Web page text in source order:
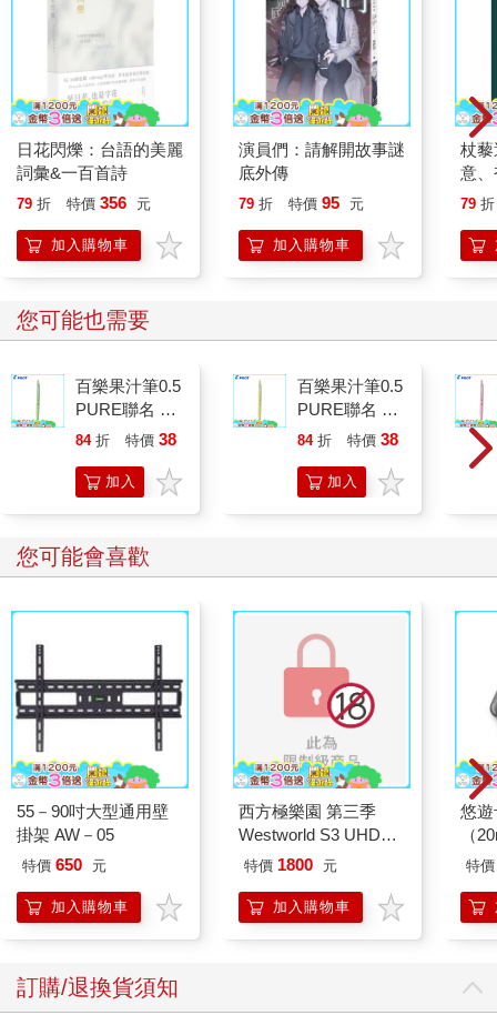
日花閃爍：台語的美麗
詞彙&一百首詩
79 折 特價 356 元
加入購物車
演員們：請解開故事謎
底外傳
79 折 特價 95 元
加入購物車
杖
意
恭
79 折
您可能也需要
百樂果汁筆0.5
PURE聯名 麝
香葡萄(限量)
84 折 特價 38
加入
購物
百樂果汁筆0.5
PURE聯名 檸
檬(限量)
84 折 特價 38
加入
購物
您可能會喜歡
55－90吋大型通用壁
掛架 AW－05
特價 650 元
加入購物車
西方極樂園 第三季
Westworld S3 UHD＋
BD 六碟限定版
特價 1800 元
加入購物車
悠
（
特價
訂購/退換貨須知